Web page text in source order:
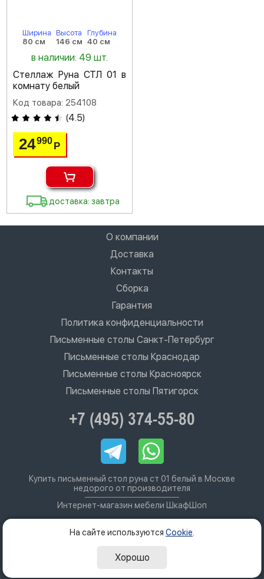
Ширина
80 см
Высота
146 см
Глубина
40 см
в наличии: 49 шт.
Стеллаж Руна СТЛ 01 в
комнату белый
Код товара: 254108
(4.5)
24990 Р
доставка: завтра
О компании
Доставка
Контакты
Сборка
Гарантия
Политика конфиденциальности
Письменные столы Санкт-Петербург
Письменные столы Краснодар
Письменные столы Красноярск
Письменные столы Пятигорск
+7 (495) 374-55-80
Купить письменный стол руна ст 01 белый в Москве
недорого от производителя
Интернет-магазин мебели ШкафШоп
На сайте используются Cookie
Хорошо